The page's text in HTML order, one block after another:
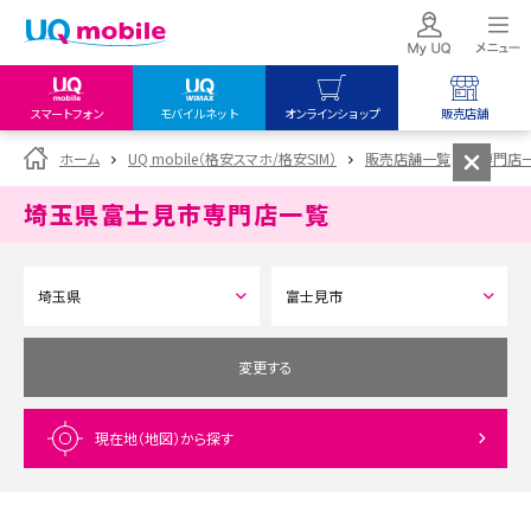
スマートフォン モバイルネット オンラインショップ 販売店舗
my UQ WiMAX
UQ WiMAX ご契約の方
My UQ mobile
データチャージサイト
UQ mobile
オンラインショップ
UQ WiMAX
UQ mobile
販売店舗
UQ WiMAX
ホーム UQ mobile（格安スマホ/格安SIM） 販売店舗一覧 専門店
埼玉県富士見市専門店一覧
変更する
現在地（地図）から探す